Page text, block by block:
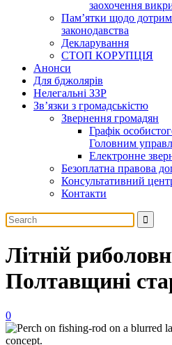
заохочення
Пам’ятки щодо
законодавства
Декларування
СТОП КОРУПЦІЯ
Анонси
Для бджолярів
Нелегальні ЗЗР
Зв’язки з громадськістю
Звернення громадян
Графік
Головним
Електронне
Безоплатна правова
Консультативний
Контакти
Літній
Полтавщині
0